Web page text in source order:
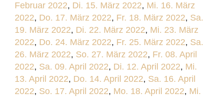
Februar 2022, Di. 15. März 2022, Mi. 16. März
2022, Do. 17. März 2022, Fr. 18. März 2022, Sa.
19. März 2022, Di. 22. März 2022, Mi. 23. März
2022, Do. 24. März 2022, Fr. 25. März 2022, Sa.
26. März 2022, So. 27. März 2022, Fr. 08. April
2022, Sa. 09. April 2022, Di. 12. April 2022, Mi.
13. April 2022, Do. 14. April 2022, Sa. 16. April
2022, So. 17. April 2022, Mo. 18. April 2022, Mi.